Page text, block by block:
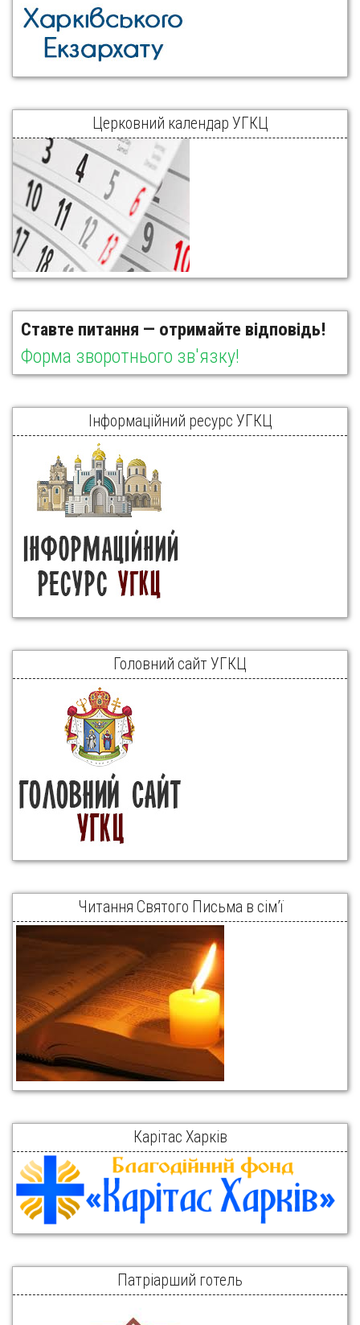
Церковний календар УГКЦ
Ставте питання — отримайте відповідь!
Форма зворотнього зв'язку!
Інформаційний ресурс УГКЦ
Головний сайт УГКЦ
Читання Святого Письма в сім’ї
Карітас Харків
Патріарший готель